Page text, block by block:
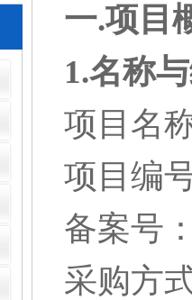
一.项目
1.名称
项目名
项目编
备案号
采购方